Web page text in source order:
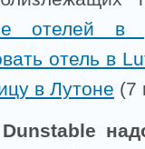
отелей в
отель в
в Лутоне (7